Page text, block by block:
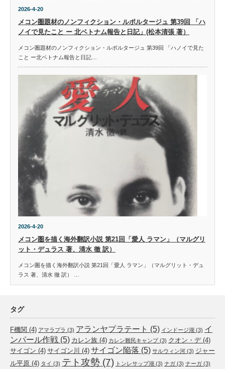
2026-4-20
メコン圏題材のノンフィクション・ルポルタージュ 第39回 「ハ
ノイで見たこと ー 北ベトナム報告と日記」(松本清張 著）
メコン圏題材のノンフィクション・ルポルタージュ 第39回 「ハノイで見た
こと ー北ベトナム報告と日記…
2026-4-20
メコン圏を描く海外翻訳小説 第21回「愛人 ラマン」（マルグリ
ット・デュラス 著、清水 徹 訳）
メコン圏を描く海外翻訳小説 第21回「愛人 ラマン」（マルグリット・デュ
ラス 著、清水 徹 訳） …
タグ
F機関 (4) アマラプラ (3) アランヤプラテート (5) インドージ湖 (3) イ
ンパール作戦 (5) カレン族 (4) カレン難民キャンプ(3) クオン・デ(4)
サイゴン (4) サイゴン川 (4) サイゴン陥落 (5) サルウィン河 (3) ジャー
ル平原 (4) タイ (3) テト攻勢 (7) トンレサップ湖 (3) ナガ (3) ナーガ (3)